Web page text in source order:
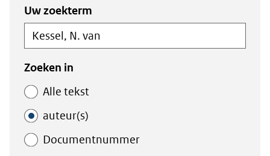
Zoeken
in
de
index
Zoeken
binnen
de
index
Uw zoekterm
Zoeken in
Alle tekst
auteur(s)
Documentnummer